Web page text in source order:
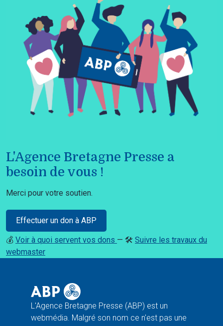
L'Agence Bretagne Presse a
besoin de vous !
Merci pour votre soutien.
Effectuer un don à ABP
💰 Voir à quoi servent vos dons — 🛠️ Suivre les travaux du
webmaster
L'Agence Bretagne Presse (ABP) est un
webmédia. Malgré son nom ce n'est pas une